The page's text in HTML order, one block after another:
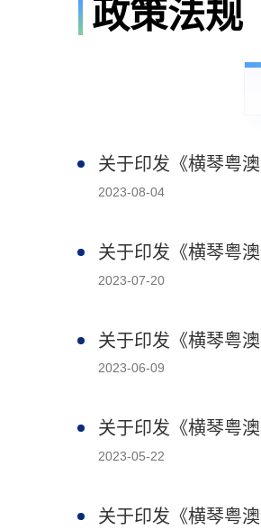
政策法规
关于印发《横琴粤
2023-08-04
关于印发《横琴粤
2023-07-20
关于印发《横琴粤
2023-06-09
关于印发《横琴粤
2023-05-22
关于印发《横琴粤